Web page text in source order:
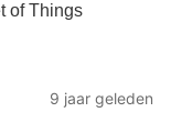
of Things
9 jaar geleden